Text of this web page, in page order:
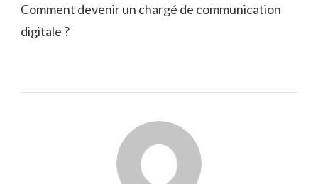
Comment devenir un chargé de communication
digitale ?